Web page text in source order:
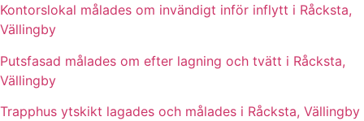
Kontorslokal målades om invändigt inför inflytt i Råcksta,
Vällingby
Putsfasad målades om efter lagning och tvätt i Råcksta,
Vällingby
Trapphus ytskikt lagades och målades i Råcksta, Vällingby